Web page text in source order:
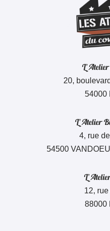
L’
20,
54000
L’ Atelier
4, rue
54500
L’
12, rue
88000